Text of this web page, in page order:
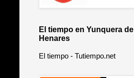
El tiempo en Yunquera de
Henares
El tiempo - Tutiempo.net